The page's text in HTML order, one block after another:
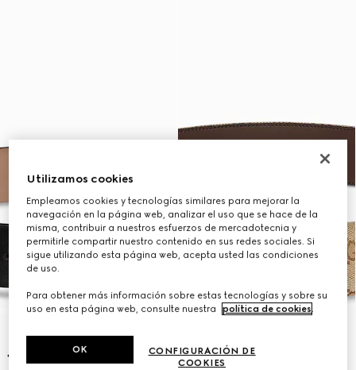
Utilizamos cookies
Empleamos cookies y tecnologías similares para mejorar la
navegación en la página web, analizar el uso que se hace de la
misma, contribuir a nuestros esfuerzos de mercadotecnia y
permitirle compartir nuestro contenido en sus redes sociales. Si
sigue utilizando esta página web, acepta usted las condiciones
de uso.
Para obtener más información sobre estas tecnologías y sobre su
uso en esta página web, consulte nuestra
política de cookies.
CONFIGURACIÓN DE
COOKIES
OK